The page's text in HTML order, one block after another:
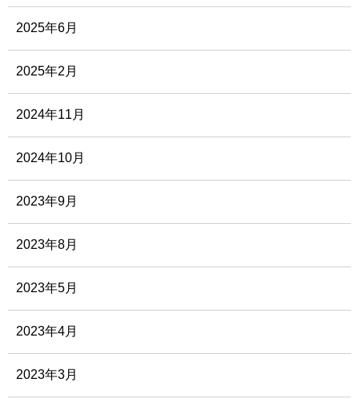
2025年6月
2025年2月
2024年11月
2024年10月
2023年9月
2023年8月
2023年5月
2023年4月
2023年3月